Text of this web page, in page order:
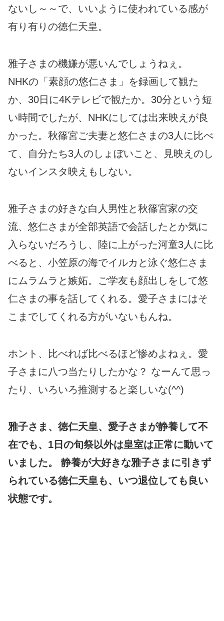
ないし～～で、いいように使われている感が
有り有りの徳仁天皇。
雅子さまの機嫌が悪いんでしょうねぇ。
NHKの「素顔の悠仁さま」を録画して観た
か、30日に4Kテレビで観たか。30分という短
い時間でしたが、NHKにしては出来映えが良
かった。秋篠宮ご夫妻と悠仁さまの3人に比べ
て、自分たち3人のしょぼいこと、見映えのし
ないインスタ映えもしない。
雅子さまの好きな白人男性と秋篠宮家の交
流、悠仁さまが全部英語で会話したとか気に
入らないだろうし、陸に上がった河童3人に比
べると、小笠原の海でイルカと泳ぐ悠仁さま
にムラムラと嫉妬。ご学友も顔出しをして悠
仁さまの事を話してくれる。愛子さまにはそ
こまでしてくれる方がいないもんね。
ホント、比べれば比べるほど惨めよねぇ。愛
子さまに八つ当たりしたかな？ なーんて思っ
たり、いろいろ推測すると楽しいな(^^)
雅子さま、徳仁天皇、愛子さまが静養して不
在でも、1日の旬祭以外は皇室は正常に動いて
いました。 静養が大好きな雅子さまに引きず
られている徳仁天皇も、いつ退位しても良い
状態です。